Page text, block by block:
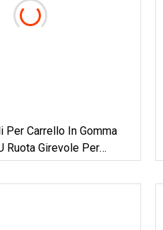
Per Carrello In Gomma
Ruota Girevole Per